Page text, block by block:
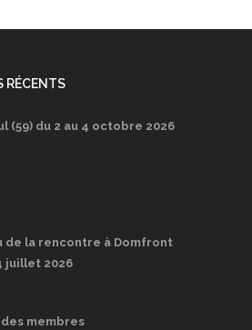
RÉCENTS
(59) du 2 au 4 octobre 2026
de la rencontre à Domfront
juillet 2026
membres